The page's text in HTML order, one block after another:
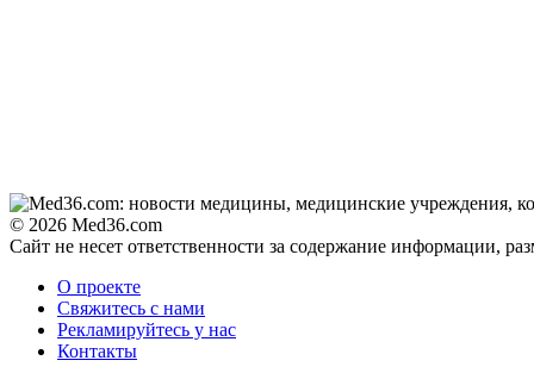
© 2026 Med36.com
Сайт не несет ответственности за содержание информации,
О проекте
Свяжитесь с нами
Рекламируйтесь у нас
Контакты